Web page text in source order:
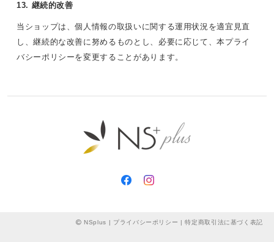
13. 継続的改善
当ショップは、個人情報の取扱いに関する運用状況を適宜見直
し、継続的な改善に努めるものとし、必要に応じて、本プライ
バシーポリシーを変更することがあります。
NSplus | プライバシーポリシー |特定商取引法に基づく表記